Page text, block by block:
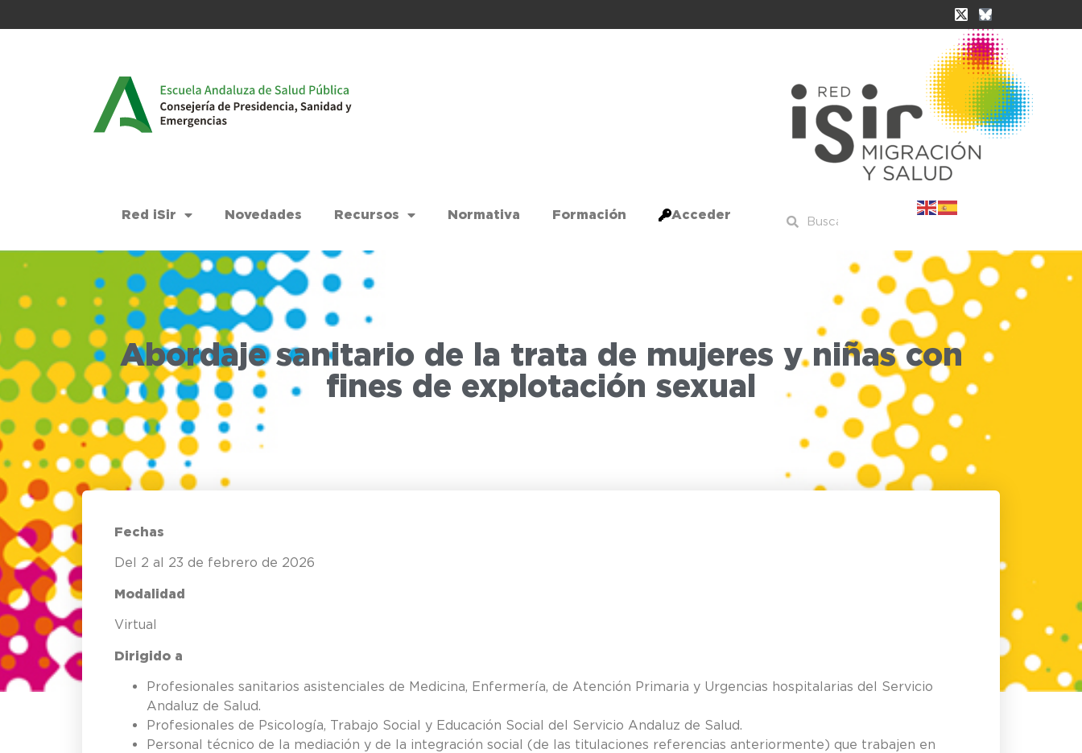
Red iSir Novedades Recursos Normativa Formación Acceder
Abordaje sanitario de la trata de mujeres y niñas con
fines de explotación sexual
Fechas
Del 2 al 23 de febrero de 2026
Modalidad
Virtual
Dirigido a
Profesionales sanitarios asistenciales de Medicina, Enfermería, de Atención Primaria y Urgencias hospitalarias del Servicio
Andaluz de Salud.
Profesionales de Psicología, Trabajo Social y Educación Social del Servicio Andaluz de Salud.
Personal técnico de la mediación y de la integración social (de las titulaciones referencias anteriormente) que trabajen en